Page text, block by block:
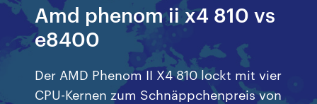
Amd phenom ii x4 810 vs
e8400
Der AMD Phenom II X4 810 lockt mit vier
CPU-Kernen zum Schnäppchenpreis von